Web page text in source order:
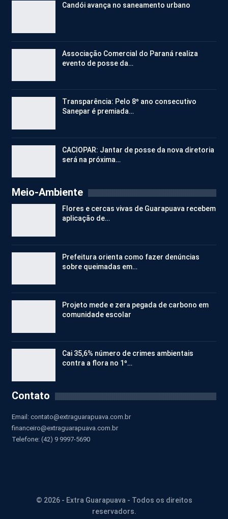
Candói avança no saneamento urbano
Associação Comercial do Paraná realiza
evento de posse da…
Transparência: Pelo 8º ano consecutivo
Sanepar é premiada…
CACIOPAR: Jantar de posse da nova diretoria
será na próxima…
Meio-Ambiente
Flores e cercas vivas de Guarapuava recebem
aplicação de…
Prefeitura orienta como fazer denúncias
sobre queimadas em…
Projeto mede e zera pegada de carbono em
comunidade escolar
Cai 35,6% número de crimes ambientais
contra a flora no 1º…
Contato
Email: contato@extraguarapuava.com.br
financeiro@extraguarapuava.com.br
Telefone: (42) 9 9997-5690
© 2026 - Extra Guarapuava - Todos os direitos
reservadors.